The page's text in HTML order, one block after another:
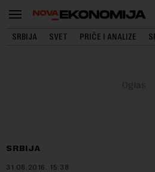
SRBIJA SVET PRIČE I ANALIZE
SRBIJA
31.08.2016. 15:38